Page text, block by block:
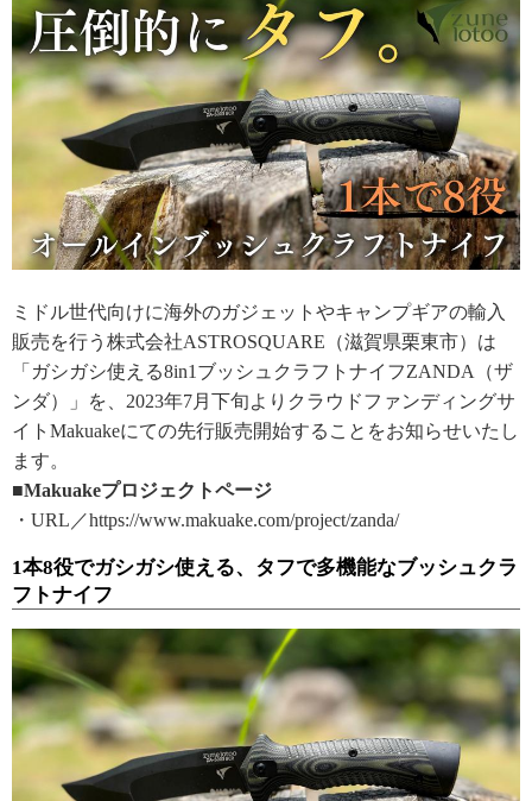
ミドル世代向けに海外のガジェットやキャンプギアの輸入
販売を行う株式会社ASTROSQUARE（滋賀県栗東市）は
「ガシガシ使える8in1ブッシュクラフトナイフZANDA（ザ
ンダ）」を、2023年7月下旬よりクラウドファンディングサ
イトMakuakeにての先行販売開始することをお知らせいたし
ます。
■Makuakeプロジェクトページ
・URL／https://www.makuake.com/project/zanda/
1本8役でガシガシ使える、タフで多機能なブッシュクラ
フトナイフ